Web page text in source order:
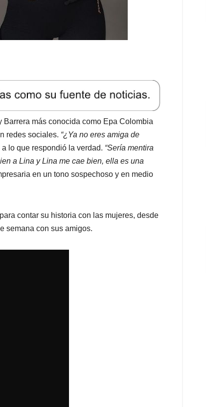
más conocida como Epa Colombia
redes sociales. “¿Ya no eres amiga de
lo que respondió la verdad. “Sería mentira
a Lina y Lina me cae bien, ella es una
en un tono sospechoso y en medio
contar su historia con las mujeres, desde
semana con sus amigos.